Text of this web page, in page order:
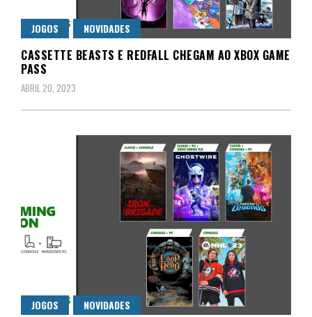
JOGOS NOVIDADES
CASSETTE BEASTS E REDFALL CHEGAM AO XBOX GAME
PASS
ABRIL 20, 2023
JOGOS NOVIDADES